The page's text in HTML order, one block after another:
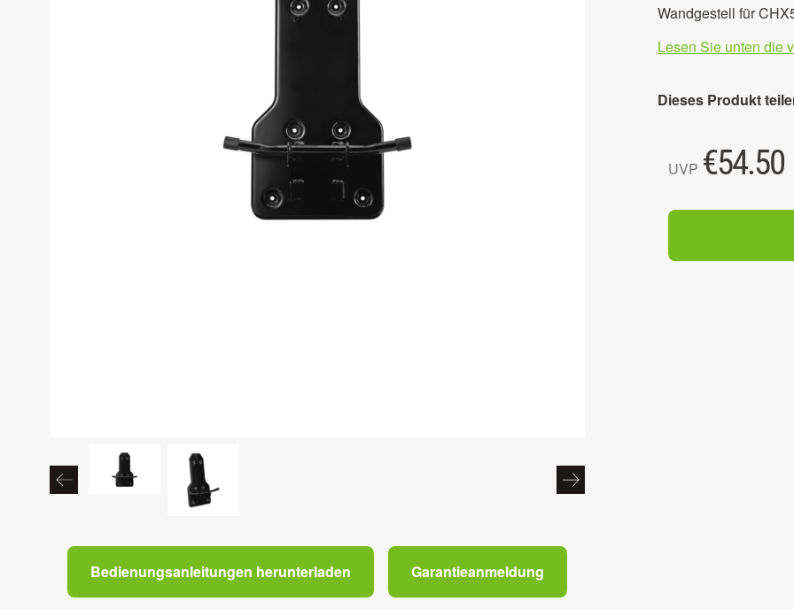
Bedienungsanleitungen herunterladen Garantieanmeldung
Wandgestell für
Lesen Sie unten die
Dieses Produkt
UVP €54.50